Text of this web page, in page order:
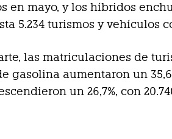
en mayo, y los híbridos
5.234 turismos y vehículos
las matriculaciones de
gasolina aumentaron un
un 26,7%, con